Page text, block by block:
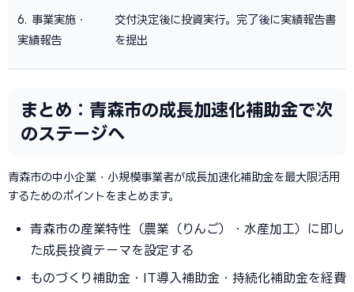
6. 事業実施・
実績報告
交付決定後に投資実行。完了後に実績報告書
を提出
まとめ：青森市の成長加速化補助金で次
のステージへ
青森市の中小企業・小規模事業者が成長加速化補助金を最大限活用
するためのポイントをまとめます。
青森市の産業特性（農業（りんご）・水産加工）に即し
た成長投資テーマを設定する
ものづくり補助金・IT導入補助金・持続化補助金を経費